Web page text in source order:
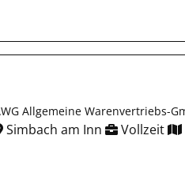
Allgemeine Warenvertriebs-
Simbach am Inn Vollzeit